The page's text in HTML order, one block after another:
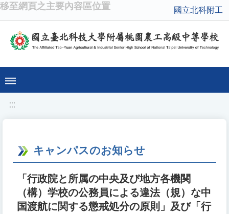
移至網頁之主要內容區位置 國立北科附工
:::
キャンパスのお知らせ
「行政院と所属の中央及び地方各機関
（構）学校の公務員による違法（規）な中
国渡航に関する懲戒処分の原則」及び「行